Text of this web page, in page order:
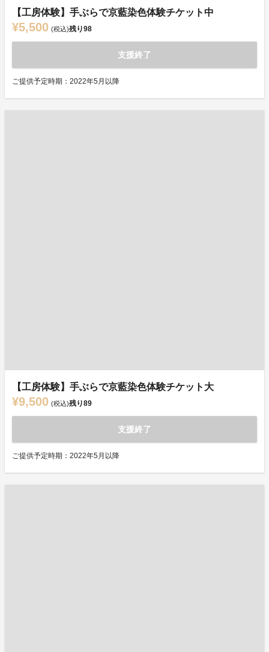
【工房体験】手ぶらで京藍染色体験チケット中
¥5,500 (税込)残り98
支援終了
ご提供予定時期：2022年5月以降
【工房体験】手ぶらで京藍染色体験チケット大
¥9,500 (税込)残り89
支援終了
ご提供予定時期：2022年5月以降